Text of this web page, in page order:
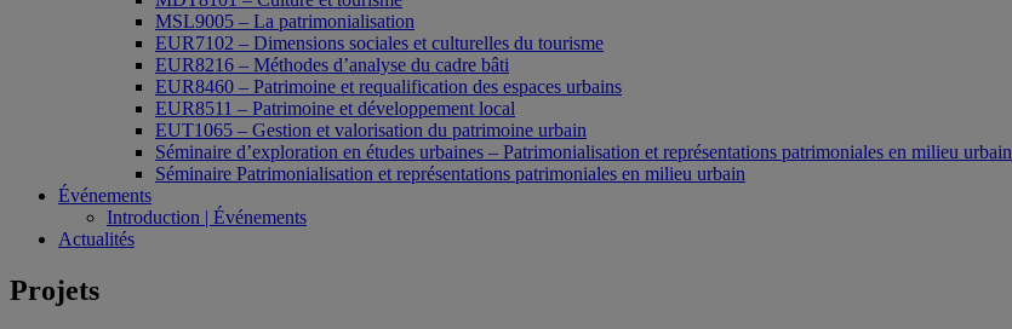
MSL9005 – La patrimonialisation
EUR7102 – Dimensions sociales et culturelles du tourisme
EUR8216 – Méthodes d’analyse du cadre bâti
EUR8460 – Patrimoine et requalification des espaces urbains
EUR8511 – Patrimoine et développement local
EUT1065 – Gestion et valorisation du patrimoine urbain
Séminaire d’exploration en études urbaines – Patrimonialisation et représentations patrimoniales en milieu urbain
Séminaire Patrimonialisation et représentations patrimoniales en milieu urbain
Événements
Introduction | Événements
Actualités
Projets